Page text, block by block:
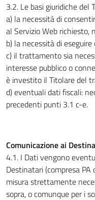
3.2. Le basi giuridiche
a) la necessità di
al Servizio Web richiesto,
b) la necessità di
c) il trattamento sia
interesse pubblico o
è investito il Titolare del
d) eventuali dati fiscali:
precedenti punti 3.1 c-e.
Comunicazione ai
4.1. I Dati vengono
Destinatari (compresa
misura strettamente
sopra, o comunque per i